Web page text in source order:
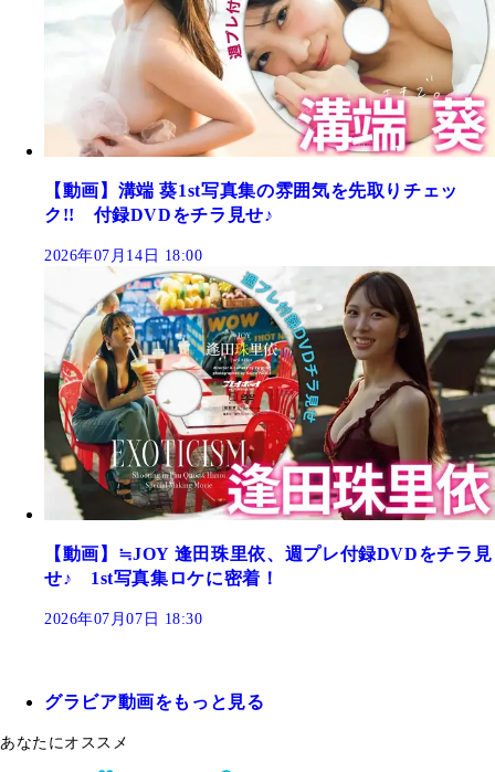
【動画】溝端 葵1st写真集の雰囲気を先取りチェッ
ク!! 付録DVDをチラ見せ♪
2026年07月14日 18:00
【動画】≒JOY 逢田珠里依、週プレ付録DVDをチラ見
せ♪ 1st写真集ロケに密着！
2026年07月07日 18:30
グラビア動画をもっと見る
あなたにオススメ